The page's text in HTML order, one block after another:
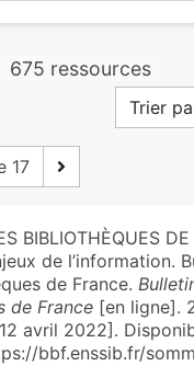
675 ressources
Trier
17
BIBLIOTHÈQUES DE
de l’information.
de France.
de France [en ligne].
avril 2022].
bbf.enssib.fr/